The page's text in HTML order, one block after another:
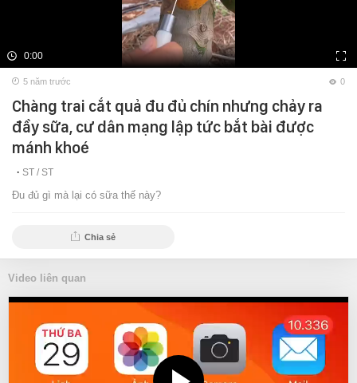
0:00
5 năm trước 0
Chàng trai cắt quả đu đủ chín nhưng chảy ra
đầy sữa, cư dân mạng lập tức bắt bài được
mánh khoé
ST / ST
Đu đủ gì mà lại có sữa thế này?
Chia sẻ
Video liên quan